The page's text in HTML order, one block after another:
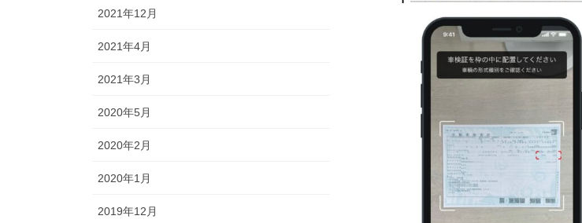
2021年12月
2021年4月
2021年3月
2020年5月
2020年2月
2020年1月
2019年12月